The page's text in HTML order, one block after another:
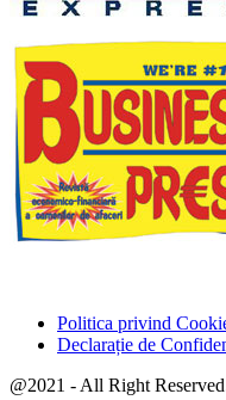
Politica privind
Declarație de
@2021 - All Right